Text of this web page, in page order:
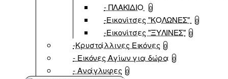
- ΠΛΑΚΙΔΙΟ
0
-Εικονίτσες "ΚΟΛΩΝΕΣ" 0
-Εικονίτσες "ΞΥΛΙΝΕΣ" 0
-Κρυστάλλινες Εικόνες 0
- Εικόνες Αγίων για δώρα 0
- Ανάγλυφες 0